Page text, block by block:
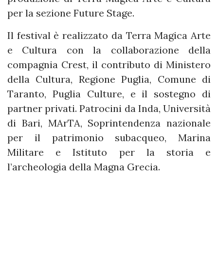
per la sezione Future Stage.
Il festival è realizzato da Terra Magica Arte
e Cultura con la collaborazione della
compagnia Crest, il contributo di Ministero
della Cultura, Regione Puglia, Comune di
Taranto, Puglia Culture, e il sostegno di
partner privati. Patrocini da Inda, Università
di Bari, MArTA, Soprintendenza nazionale
per il patrimonio subacqueo, Marina
Militare e Istituto per la storia e
l’archeologia della Magna Grecia.